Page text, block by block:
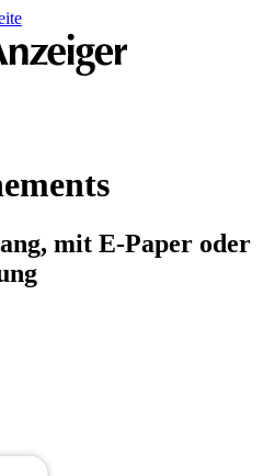
mit E-Paper oder